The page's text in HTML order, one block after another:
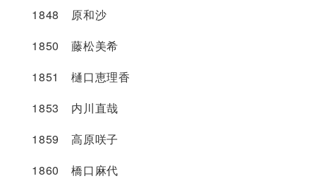
1848 原和沙
1850 藤松美希
1851 樋口恵理香
1853 内川直哉
1859 高原咲子
1860 橋口麻代